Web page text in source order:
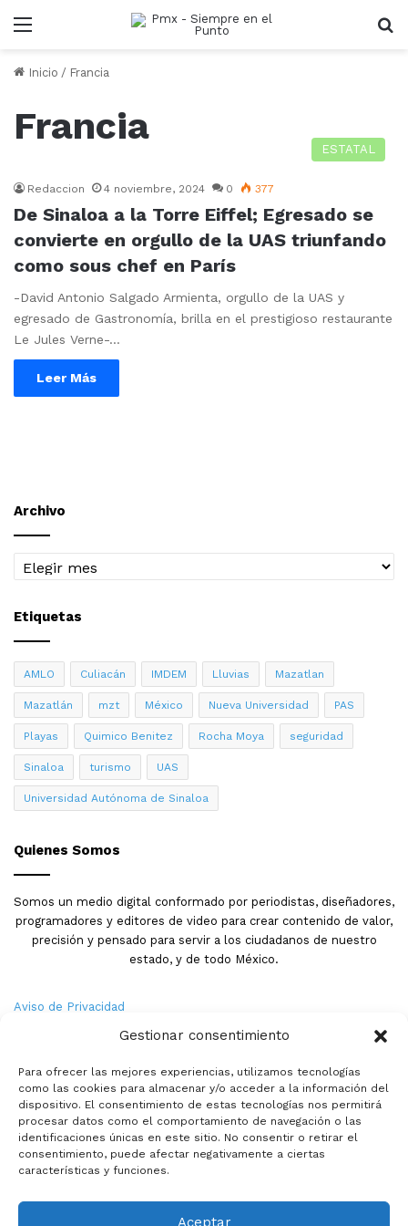
Gestionar consentimiento
Para ofrecer las mejores experiencias, utilizamos tecnologías
como las cookies para almacenar y/o acceder a la información del
dispositivo. El consentimiento de estas tecnologías nos permitirá
procesar datos como el comportamiento de navegación o las
identificaciones únicas en este sitio. No consentir o retirar el
consentimiento, puede afectar negativamente a ciertas
características y funciones.
Aceptar
Menu
Inicio / Francia
Francia
ESTATAL
Redaccion 4 noviembre, 2024 0 377
De Sinaloa a la Torre Eiffel; Egresado se
convierte en orgullo de la UAS triunfando
como sous chef en París
-David Antonio Salgado Armienta, orgullo de la UAS y
egresado de Gastronomía, brilla en el prestigioso restaurante
Le Jules Verne-…
Leer Más
Archivo
Archivo
Etiquetas
AMLO Culiacán IMDEM Lluvias Mazatlan
Mazatlán mzt México Nueva Universidad PAS
Playas Quimico Benitez Rocha Moya seguridad
Sinaloa turismo UAS
Universidad Autónoma de Sinaloa
Quienes Somos
Somos un medio digital conformado por periodistas, diseñadores,
programadores y editores de video para crear contenido de valor,
precisión y pensado para servir a los ciudadanos de nuestro
estado, y de todo México.
Aviso de Privacidad
Términos y Condiciones
Política de Cookies
Contacto